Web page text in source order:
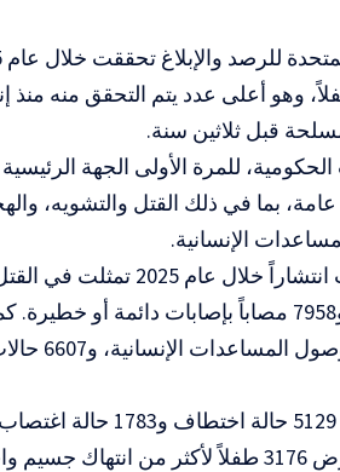
الأطفال، طالت 24174 طفلاً، وهو أعلى عدد يتم التحقق
قبل ثلاثين سنة.
للمرة الأولى الجهة
بما في ذلك القتل والتشويه،
الإنسانية.
وأشارت إلى أن أكثر الانتهاكات
حادثة
وأضافت أن التقرير وثق
الجنسي ضد الأطفال، فيما تعرض 3176 طفلاً